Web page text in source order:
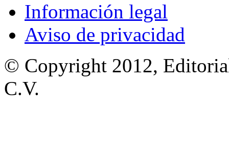
Información legal
Aviso de privacidad
© Copyright 2012,
C.V.